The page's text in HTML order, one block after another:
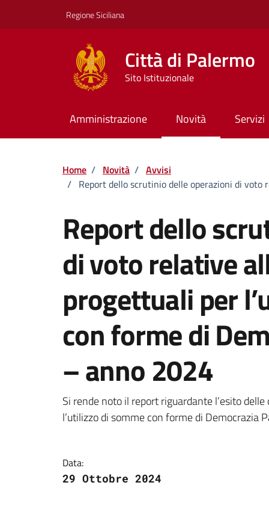
Regione Siciliana
Città di Palermo
Sito Istituzionale
Amministrazione Novità Servizi
Home / Novità / Avvisi
/ Report dello scrutinio delle operazioni di
Report dello
di voto relative
progettuali per
con forme di
– anno 2024
Dettagli della
Si rende noto il report riguardante l’esito
l’utilizzo di somme con forme di Democrazia
Data:
29 Ottobre 2024